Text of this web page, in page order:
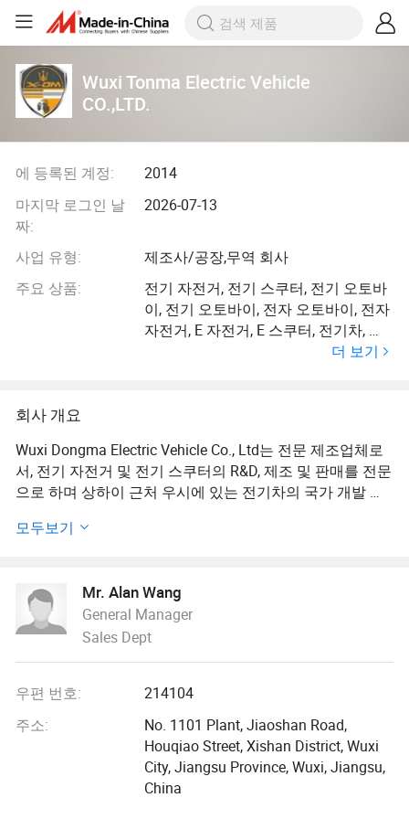
Wuxi Tonma Electric Vehicle
CO.,LTD.
에 등록된 계정:
2014
마지막 로그인 날
짜:
2026-07-13
사업 유형:
제조사/공장,무역 회사
주요 상품:
전기 자전거, 전기 스쿠터, 전기 오토바
이, 전기 오토바이, 전자 오토바이, 전자
자전거, E 자전거, E 스쿠터, 전기차, 전
더 보기
회사 개요
Wuxi Dongma Electric Vehicle Co., Ltd는 전문 제조업체로
서, 전기 자전거 및 전기 스쿠터의 R&D, 제조 및 판매를 전문
으로 하며 상하이 근처 우시에 있는 전기차의 국가 개발 기
다. 특히 경쟁이 치열하고 탁월한 성과를 낸 중국 국내 시장.
따라서 우리는 경쟁력 있는 가격과 엄격한 품질 관리를 통
해 해외 시장의 더 나은 성과를 확신할 수 있습니다.
고품질 리온 배터리와 알루미늄 프레임을 갖춘 경량 전동
자전거, 게다가, 우리는 전자 자전거의 CE(EN 15194) 인증,
전기 스쿠터의 EEC 인증, 충전기 응용 프로그램용 UL 인증
모두보기
Mr. Alan Wang
General Manager
Sales Dept
우편 번호:
214104
주소:
No. 1101 Plant, Jiaoshan Road,
Houqiao Street, Xishan District, Wuxi
City, Jiangsu Province, Wuxi, Jiangsu,
China